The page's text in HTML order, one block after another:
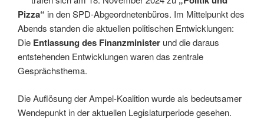
Pizza“ in den SPD-Abgeordnetenbüros. Im Mittelpunkt des
Abends standen die aktuellen politischen Entwicklungen:
Die Entlassung des Finanzminister und die daraus
entstehenden Entwicklungen waren das zentrale
Gesprächsthema.
Die Auflösung der Ampel-Koalition wurde als bedeutsamer
Wendepunkt in der aktuellen Legislaturperiode gesehen.